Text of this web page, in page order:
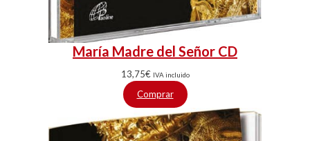
María Madre del Señor CD
13,75€ IVA incluido
Comprar